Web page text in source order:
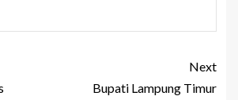
Next
Bupati Lampung Timur